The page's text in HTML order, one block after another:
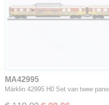
MA42995
Märklin 42995 H0 Set van twee